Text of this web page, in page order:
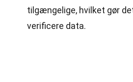
tilgængelige, hvilket gør
verificere data.